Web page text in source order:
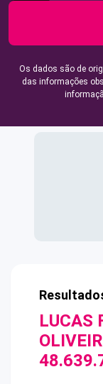
Os dados são de
das informações
LUCAS